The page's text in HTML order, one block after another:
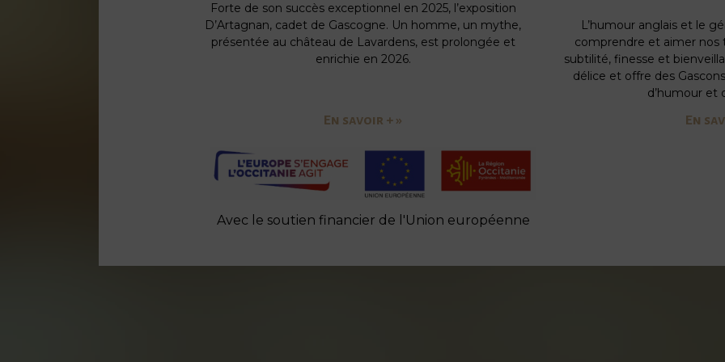
Forte de son succès exceptionnel en 2025, l’exposition
D’Artagnan, cadet de Gascogne. Un homme, un mythe,
présentée au château de Lavardens, est prolongée et
enrichie en 2026.
En savoir + »
L’humour anglais et le
comprendre et aimer nos
subtilité, finesse et
délice et offre des
d’humour et
En
Avec le soutien financier de l'Union européenne